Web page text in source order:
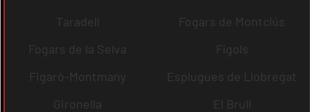
Taradell
Fogars de Montclús
Fogars de la Selva
Fígols
Figaró-Montmany
Esplugues de Llobregat
Gironella
El Brull